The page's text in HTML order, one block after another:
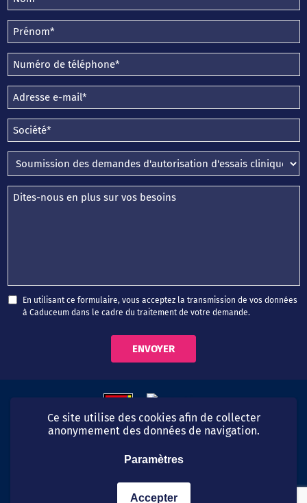
Ce site utilise des cookies afin de collecter
anonymement des données de navigation.
Paramètres
Accepter
En utilisant ce formulaire, vous acceptez la transmission de vos données
à Caduceum dans le cadre du traitement de votre demande.
06 99 54 40 49
© CaduCeum 2026